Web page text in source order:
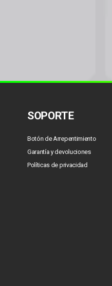
SOPORTE
Botón de Arrepentimiento
Garantía y devoluciones
Políticas de privacidad